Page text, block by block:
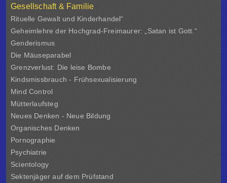
Gesellschaft & Familie
Rituelle Gewalt und Kinderhandel“
Geheimlehre der Hochgrad-Freimaurer: „Satan ist Gott.“
Genderismus
Die Mäuseparabel
Grenzverlust: Die leise Bombe
Kindsmissbrauch - Frühsexualisierung
Mind Control
Mütterlaufsteg
Neues Denken - Neue Bildung
Organisches Denken
Pornographie
Psychiatrie
Scientology
Sektenjäger auf dem Prüfstand